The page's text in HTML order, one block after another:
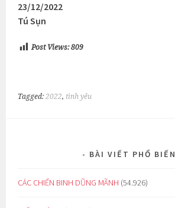
23/12/2022
Tú Sụn
Post Views: 809
Tagged:2022, tình yêu
BÀI VIẾT PHỔ BIẾN
CÁC CHIẾN BINH DŨNG MÃNH (54.926)